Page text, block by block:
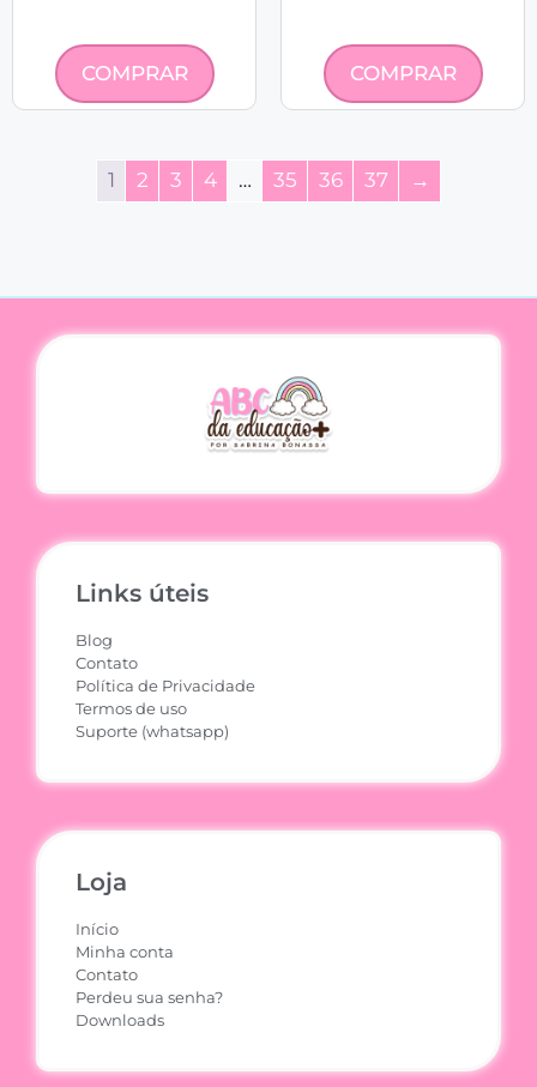
COMPRAR COMPRAR
1 2 3 4 … 35 36 37 →
Links úteis
Blog
Contato
Política de Privacidade
Termos de uso
Suporte (whatsapp)
Loja
Início
Minha conta
Contato
Perdeu sua senha?
Downloads